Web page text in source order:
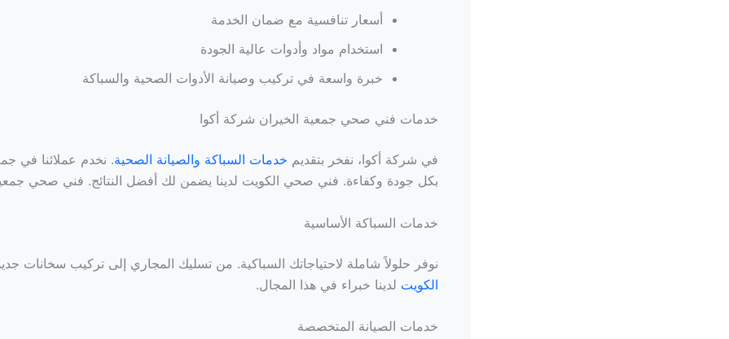
أسعار تنافسية مع ضمان الخدمة
استخدام مواد وأدوات عالية الجودة
خبرة واسعة في تركيب وصيانة الأدوات الصحية والسباكة
خدمات فني صحي جمعية الخيران شركة أكوا
في شركة أكوا، نفخر بتقديم خدمات السباكة والصيانة الصحية. نخدم عملائنا في
بكل جودة وكفاءة. فني صحي الكويت لدينا يضمن لك أفضل النتائج. فني صحي
خدمات السباكة الأساسية
نوفر حلولاً شاملة لاحتياجاتك السباكية. من تسليك المجاري إلى تركيب سخانات
الكويت لدينا خبراء في هذا المجال.
خدمات الصيانة المتخصصة